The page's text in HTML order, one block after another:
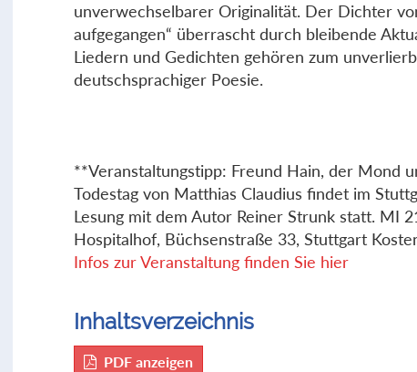
unverwechselbarer Originalität. Der Dichter
aufgegangen“ überrascht durch bleibende
Liedern und Gedichten gehören zum
deutschsprachiger Poesie.
**Veranstaltungstipp: Freund Hain, der Mond
Todestag von Matthias Claudius findet im
Lesung mit dem Autor Reiner Strunk statt. MI
Hospitalhof, Büchsenstraße 33, Stuttgart
Infos zur Veranstaltung finden Sie hier
Inhaltsverzeichnis
PDF anzeigen